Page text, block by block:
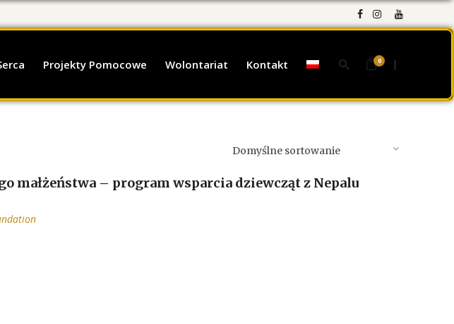
Projekty Pomocowe Wolontariat Kontakt 0
Domyślne sortowanie
małżeństwa – program wsparcia dziewcząt z Nepalu